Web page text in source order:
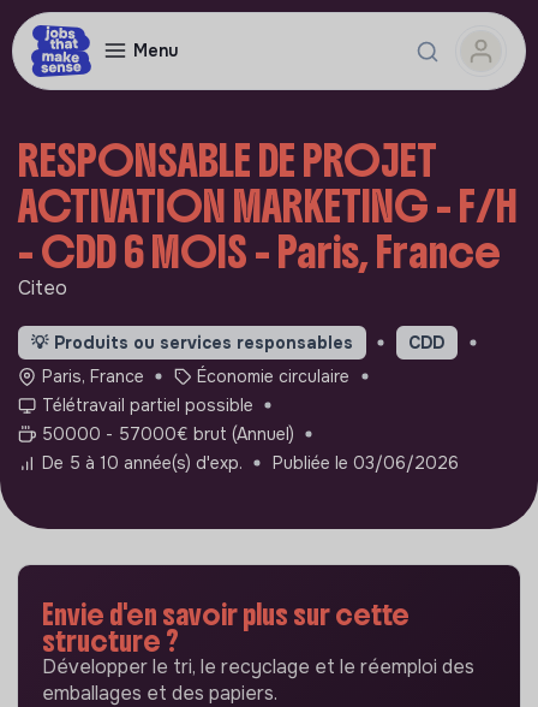
Menu
RESPONSABLE DE PROJET
ACTIVATION MARKETING - F/H
- CDD 6 MOIS - Paris, France
Citeo
💡 Produits ou services responsables
CDD
Paris, France
Économie circulaire
Télétravail partiel possible
50000 - 57000€ brut (Annuel)
De 5 à 10 année(s) d'exp.
Publiée le 03/06/2026
Envie d'en savoir plus sur cette
structure ?
Développer le tri, le recyclage et le réemploi des
emballages et des papiers.